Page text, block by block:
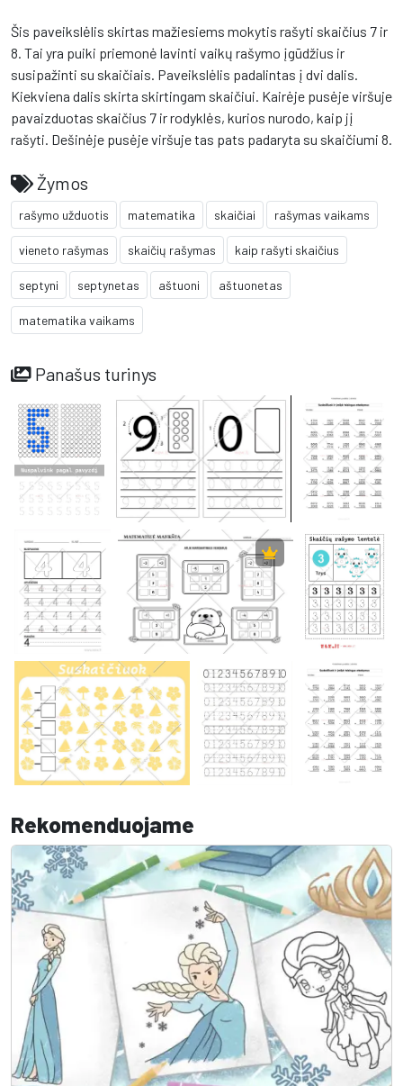
Šis paveikslėlis skirtas mažiesiems mokytis rašyti skaičius 7 ir
8. Tai yra puiki priemonė lavinti vaikų rašymo įgūdžius ir
susipažinti su skaičiais. Paveikslėlis padalintas į dvi dalis.
Kiekviena dalis skirta skirtingam skaičiui. Kairėje pusėje viršuje
pavaizduotas skaičius 7 ir rodyklės, kurios nurodo, kaip jį
rašyti. Dešinėje pusėje viršuje tas pats padaryta su skaičiumi 8.
Žymos
rašymo užduotis matematika skaičiai rašymas vaikams
vieneto rašymas skaičių rašymas kaip rašyti skaičius
septyni septynetas aštuoni aštuonetas
matematika vaikams
Panašus turinys
Rekomenduojame